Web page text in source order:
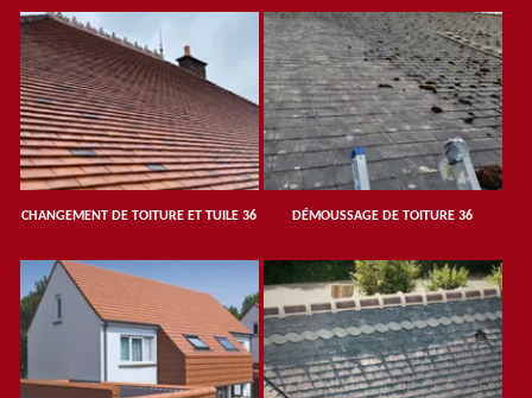
CHANGEMENT DE TOITURE ET TUILE 36 DÉMOUSSAGE DE TOITURE 36